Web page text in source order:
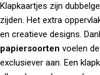
Klapkaartjes zijn
zijden. Het extra
en creatieve designs.
papiersoorten voelen
exclusiever aan. Een